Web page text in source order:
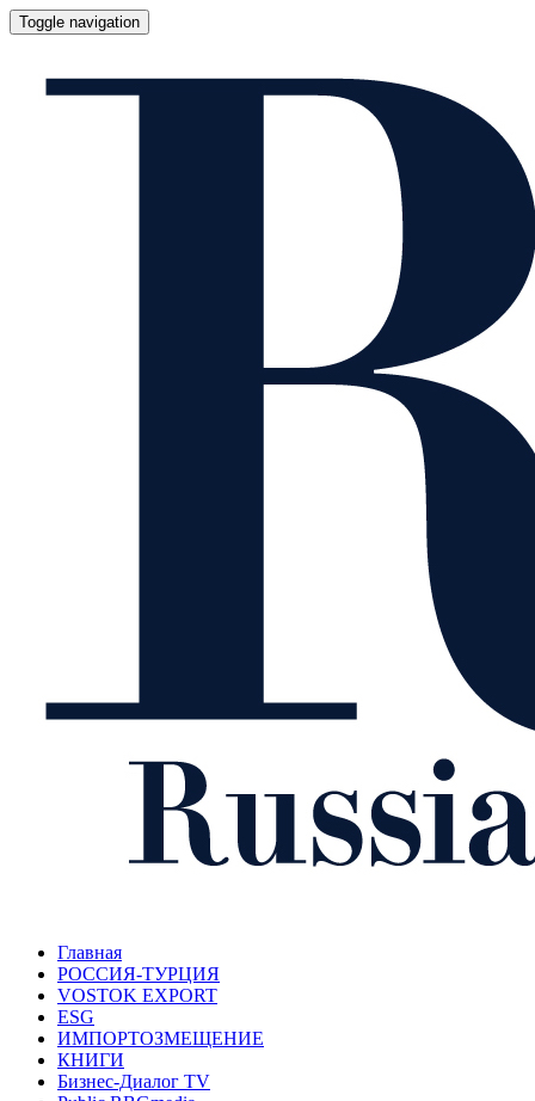
Toggle navigation
Главная
РОССИЯ-ТУРЦИЯ
VOSTOK EXPORT
ESG
ИМПОРТОЗМЕЩЕНИЕ
КНИГИ
Бизнес-Диалог TV